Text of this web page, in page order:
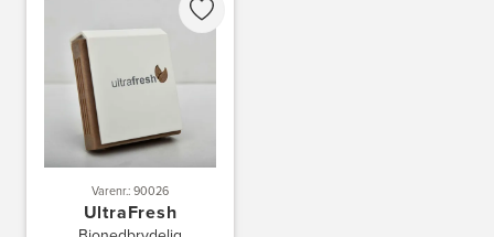
Varenr.: 90026
UltraFresh